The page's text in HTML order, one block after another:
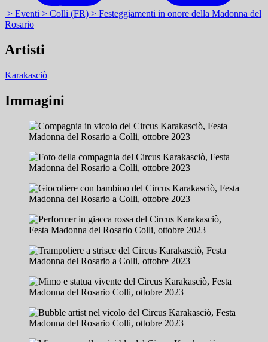
> Eventi > Colli (FR) > Festeggiamenti in onore della Madonna del
Rosario
Artisti
Karakasciò
Immagini